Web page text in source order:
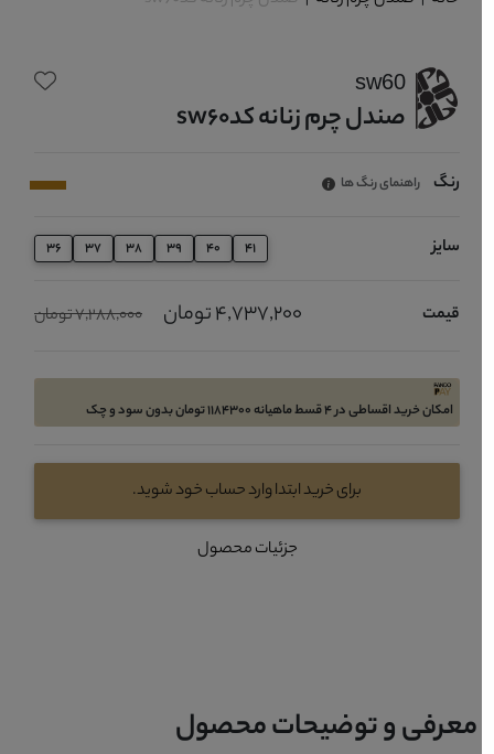
sw60
صندل چرم زنانه کدsw60
رنگ راهنمای رنگ ها
سایز 36 37 38 39 40
قیمت 4,737,200 تومان 7,288,000 تومان
امکان خرید اقساطی در 4 قسط ماهیانه 1184300 تومان بدون سود و چک
برای خرید ابتدا وارد حساب خود شوید.
جزئیات محصول
معرفی و توضیحات محصول